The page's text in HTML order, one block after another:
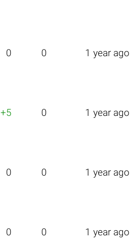
0 0 1 year ago
+5 0 1 year ago
0 0 1 year ago
0 0 1 year ago